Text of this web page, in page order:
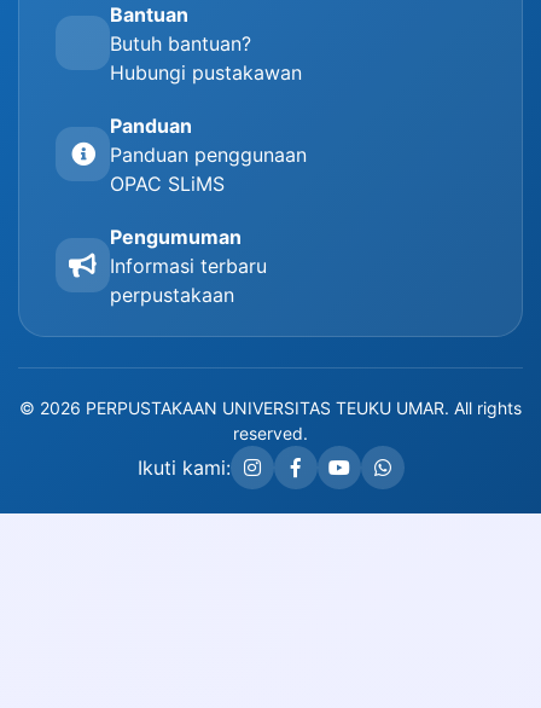
Bantuan
Butuh bantuan?
Hubungi pustakawan
Panduan
Panduan penggunaan
OPAC SLiMS
Pengumuman
Informasi terbaru
perpustakaan
© 2026 PERPUSTAKAAN UNIVERSITAS TEUKU UMAR. All rights
reserved.
Ikuti kami: